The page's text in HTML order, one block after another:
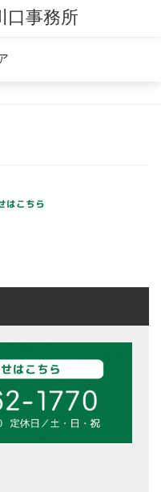
口事務所